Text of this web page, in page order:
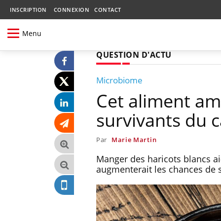
INSCRIPTION CONNEXION CONTACT
Menu
QUESTION D'ACTU
Microbiome
Cet aliment
survivants du
Par Marie Martin
Manger des haricots blancs
augmenterait les chances de